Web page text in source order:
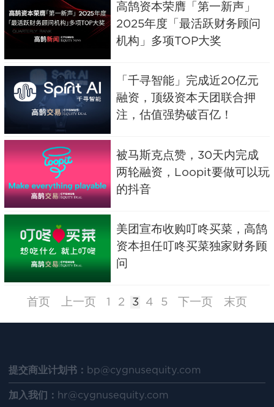
高鹄资本荣膺「第一新声」
2025年度「最活跃财务顾问
机构」多项TOP大奖
「千寻智能」完成近20亿元
融资，顶级资本天团联合押
注，估值强势破百亿！
被马斯克点赞，30天内完成
两轮融资，Loopit要做可以玩
的抖音
美团宣布收购叮咚买菜，高鹄
资本担任叮咚买菜独家财务顾
问
首页 上一页 1 2 3 4 5 下一页 末页
提交商业计划书：bp@cygnusequity.com
​加入我们：hr@cygnusequity.com